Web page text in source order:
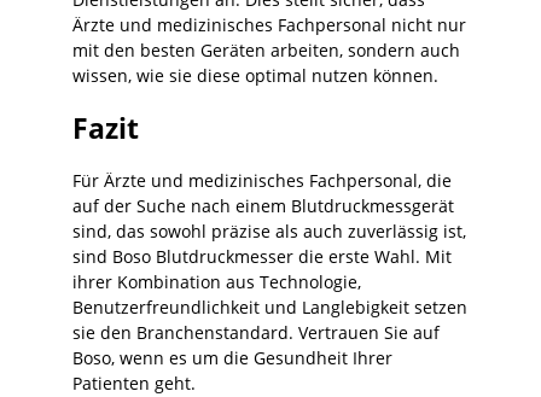
Ärzte und medizinisches Fachpersonal nicht nur
mit den besten Geräten arbeiten, sondern auch
wissen, wie sie diese optimal nutzen können.
Fazit
Für Ärzte und medizinisches Fachpersonal, die
auf der Suche nach einem Blutdruckmessgerät
sind, das sowohl präzise als auch zuverlässig ist,
sind Boso Blutdruckmesser die erste Wahl. Mit
ihrer Kombination aus Technologie,
Benutzerfreundlichkeit und Langlebigkeit setzen
sie den Branchenstandard. Vertrauen Sie auf
Boso, wenn es um die Gesundheit Ihrer
Patienten geht.